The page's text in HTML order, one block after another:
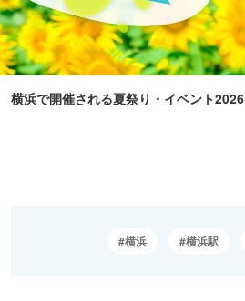
横浜で開催される夏祭り・イベント2026
横浜 横浜駅